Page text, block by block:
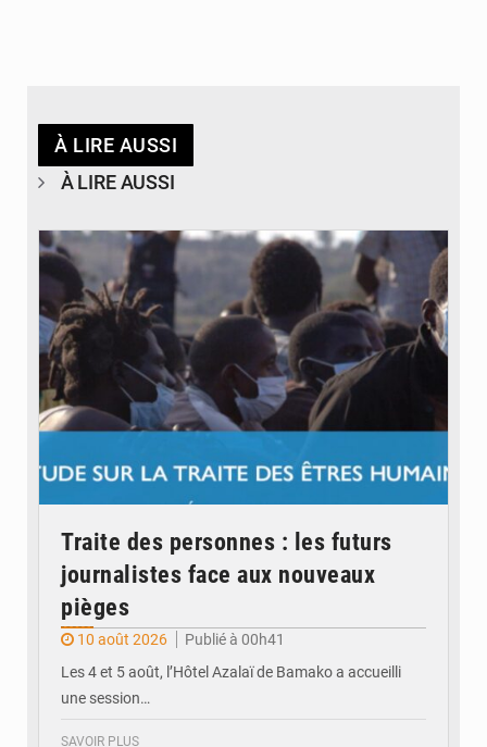
À LIRE AUSSI
À LIRE AUSSI
© OIM
Traite des personnes : les futurs
journalistes face aux nouveaux
pièges
10 août 2026
Publié à 00h41
Les 4 et 5 août, l’Hôtel Azalaï de Bamako a accueilli
une session…
SAVOIR PLUS